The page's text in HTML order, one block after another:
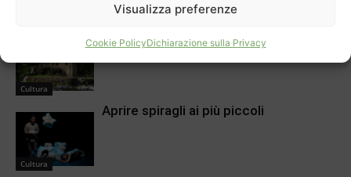
Visualizza preferenze
Cookie PolicyDichiarazione sulla Privacy
Cultura
30 anni per il Mulino di Bruzella
Cultura
Aprire spiragli ai più piccoli